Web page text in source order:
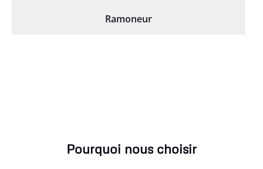
Ramoneur
Pourquoi nous choisir